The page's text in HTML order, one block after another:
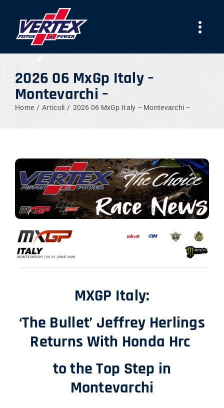
content
PRODOTTI
NEWS
LAVORA CON NOI
SHOP
ENGLISH
2026 06 MxGp Italy –
Montevarchi –
Home Articoli 2026 06 MxGp Italy – Montevarchi –
MXGP Italy:
‘The Bullet’ Jeffrey Herlings
Returns With Honda Hrc
to the Top Step in
Montevarchi